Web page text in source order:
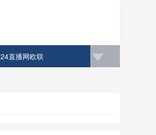
24直播网欧联